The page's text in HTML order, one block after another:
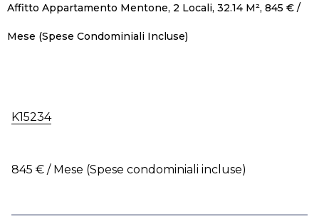
Affitto Appartamento Mentone, 2 Locali, 32.14 M², 845 € /
Mese (Spese Condominiali Incluse)
K15234
845 € / Mese (Spese condominiali incluse)